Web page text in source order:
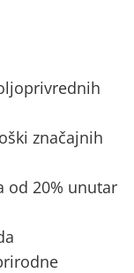
značajnih
od 20% unutar